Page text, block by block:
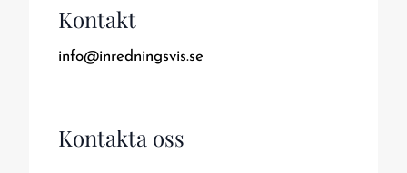
Kontakt
info@inredningsvis.se
Kontakta oss